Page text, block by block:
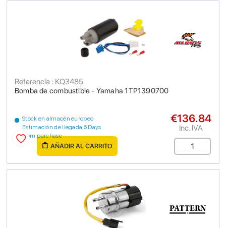
Bomba de combustible - Yamaha 1TP1390700
Referencia : KQ3485
Stock en almacén europeo
Estimación de llegada 6 Days
from purchase
€136.84
Inc. IVA
AÑADIR AL CARRITO